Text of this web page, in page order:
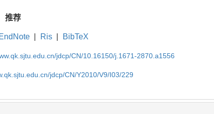
推荐
EndNote Ris BibTeX
jdcp/CN/10.16150/j.1671-2870.a1556
jdcp/CN/Y2010/V9/I03/229